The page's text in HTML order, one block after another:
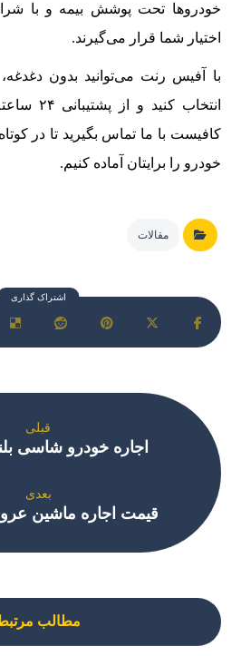
خودروها تحت پوشش بیمه و با
اختیار شما قرار می‌گیرند.
با آفیس رنت می‌توانید بدون
انتخاب
کافیست با ما تماس بگیرید تا در
خودرو را برایتان آماده کنیم.
مقالات
قبلی
اجاره خودرو شاسی
بعدی
قیمت اجاره ماشین
مطالب